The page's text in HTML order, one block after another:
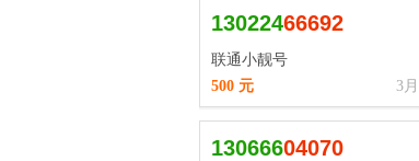
13022466692
联通小靓号
3
500 元
13066604070